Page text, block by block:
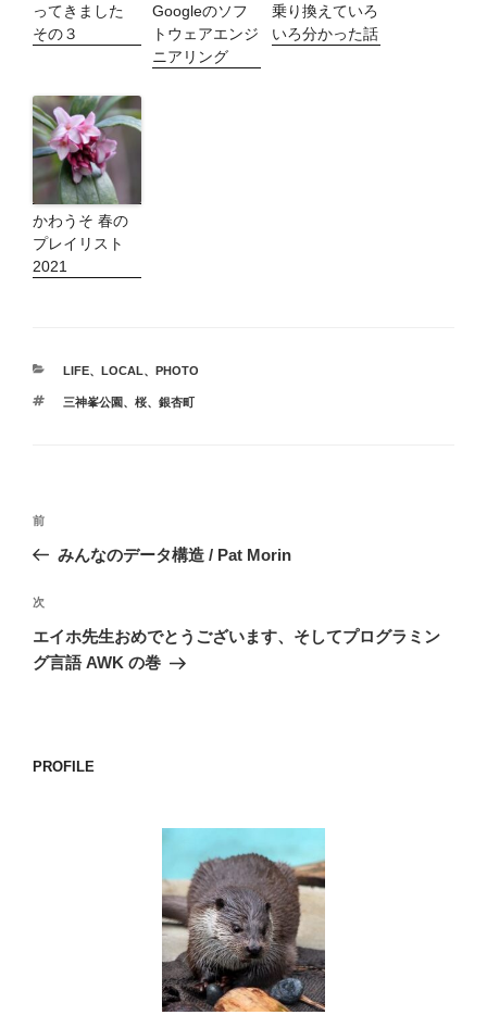
ってきました
その３
Googleのソフ
トウェアエンジ
ニアリング
乗り換えていろ
いろ分かった話
かわうそ 春の
プレイリスト
2021
カ
ゴ
LIFE、 LOCAL、 PHOTO
タ
三神峯公園、 桜、 銀杏町
投
ナ
ビ
ゲ
ー
前
の
稿
前
みんなのデータ構造 / Pat Morin
次
の
投
次
エイホ先生おめでとうございます、そしてプログラミン
グ言語 AWK の巻
PROFILE